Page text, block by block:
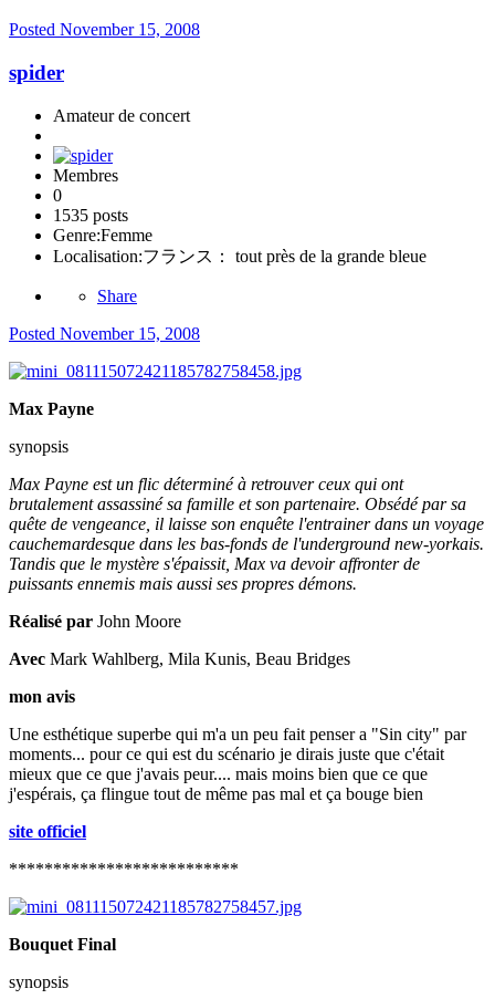
Posted November 15, 2008
spider
Amateur de concert
Membres
0
1535 posts
Genre:Femme
Localisation:フランス： tout près de la grande bleue
Share
Posted November 15, 2008
Max Payne
synopsis
Max Payne est un flic déterminé à retrouver ceux qui ont
brutalement assassiné sa famille et son partenaire. Obsédé par sa
quête de vengeance, il laisse son enquête l'entrainer dans un voyage
cauchemardesque dans les bas-fonds de l'underground new-yorkais.
Tandis que le mystère s'épaissit, Max va devoir affronter de
puissants ennemis mais aussi ses propres démons.
Réalisé par John Moore
Avec Mark Wahlberg, Mila Kunis, Beau Bridges
mon avis
Une esthétique superbe qui m'a un peu fait penser a "Sin city" par
moments... pour ce qui est du scénario je dirais juste que c'était
mieux que ce que j'avais peur.... mais moins bien que ce que
j'espérais, ça flingue tout de même pas mal et ça bouge bien
site officiel
**************************
Bouquet Final
synopsis